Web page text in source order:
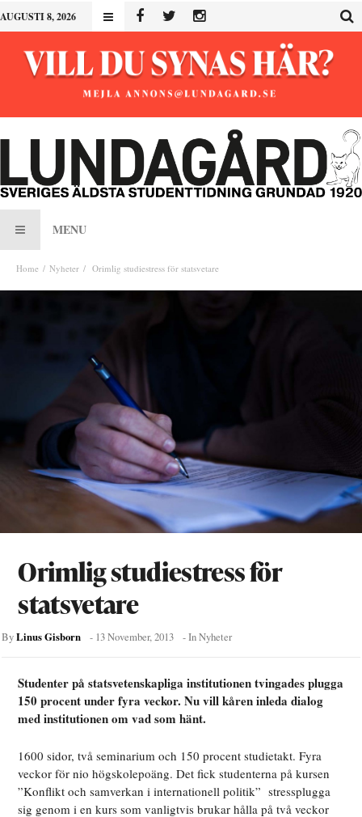
AUGUSTI 8, 2026
MENU
Home Nyheter Orimlig studiestress för statsvetare
Orimlig studiestress för
statsvetare
ByLinus Gisborn - 13 November, 2013 - InNyheter
Studenter på statsvetenskapliga institutionen tvingades plugga
150 procent under fyra veckor. Nu vill kåren inleda dialog
med institutionen om vad som hänt.
1600 sidor, två seminarium och 150 procent studietakt. Fyra
veckor för nio högskolepoäng. Det fick studenterna på kursen
”Konflikt och samverkan i internationell politik” stressplugga
sig genom i en kurs som vanligtvis brukar hålla på två veckor